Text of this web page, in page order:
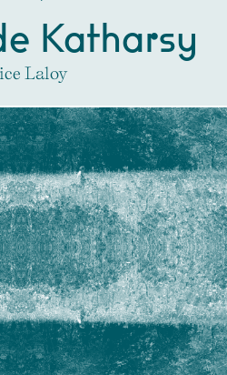
Katharsy
Laloy